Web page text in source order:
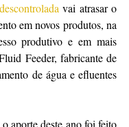
vai atrasar o
em novos produtos, na
produtivo e em mais
Feeder, fabricante de
de água e efluentes
aporte deste ano foi feito